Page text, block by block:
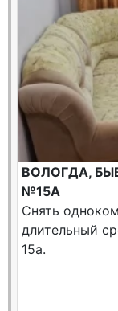
ВОЛОГДА,
№15А
Снять
длительный
15а.